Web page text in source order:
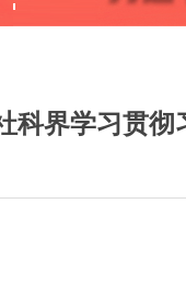
界学习贯彻